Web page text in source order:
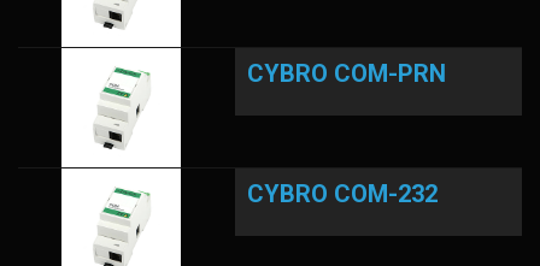
CYBRO COM-PRN
CYBRO COM-232